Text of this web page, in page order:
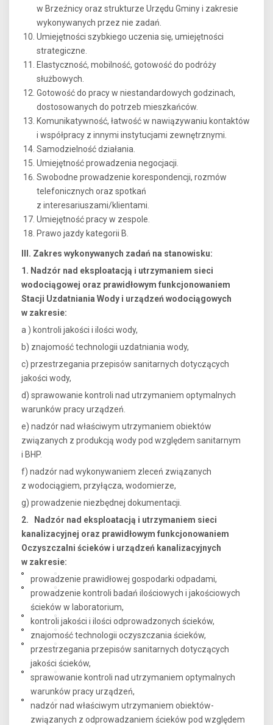
w Brzeźnicy oraz strukturze Urzędu Gminy i zakresie
wykonywanych przez nie zadań.
Umiejętności szybkiego uczenia się, umiejętności
strategiczne.
Elastyczność, mobilność, gotowość do podróży
służbowych.
Gotowość do pracy w niestandardowych godzinach,
dostosowanych do potrzeb mieszkańców.
Komunikatywność, łatwość w nawiązywaniu kontaktów
i współpracy z innymi instytucjami zewnętrznymi.
Samodzielność działania.
Umiejętność prowadzenia negocjacji.
Swobodne prowadzenie korespondencji, rozmów
telefonicznych oraz spotkań
z interesariuszami/klientami.
Umiejętność pracy w zespole.
Prawo jazdy kategorii B.
III. Zakres wykonywanych zadań na stanowisku:
1. Nadzór nad eksploatacją i utrzymaniem sieci
wodociągowej oraz prawidłowym funkcjonowaniem
Stacji Uzdatniania Wody i urządzeń wodociągowych
w zakresie:
a ) kontroli jakości i ilości wody,
b) znajomość technologii uzdatniania wody,
c) przestrzegania przepisów sanitarnych dotyczących
jakości wody,
d) sprawowanie kontroli nad utrzymaniem optymalnych
warunków pracy urządzeń.
e) nadzór nad właściwym utrzymaniem obiektów
związanych z produkcją wody pod względem sanitarnym
i BHP.
f) nadzór nad wykonywaniem zleceń związanych
z wodociągiem, przyłącza, wodomierze,
g) prowadzenie niezbędnej dokumentacji.
2. Nadzór nad eksploatacją i utrzymaniem sieci
kanalizacyjnej oraz prawidłowym funkcjonowaniem
Oczyszczalni ścieków i urządzeń kanalizacyjnych
w zakresie:
prowadzenie prawidłowej gospodarki odpadami,
prowadzenie kontroli badań ilościowych i jakościowych
ścieków w laboratorium,
kontroli jakości i ilości odprowadzonych ścieków,
znajomość technologii oczyszczania ścieków,
przestrzegania przepisów sanitarnych dotyczących
jakości ścieków,
sprawowanie kontroli nad utrzymaniem optymalnych
warunków pracy urządzeń,
nadzór nad właściwym utrzymaniem obiektów-
związanych z odprowadzaniem ścieków pod względem